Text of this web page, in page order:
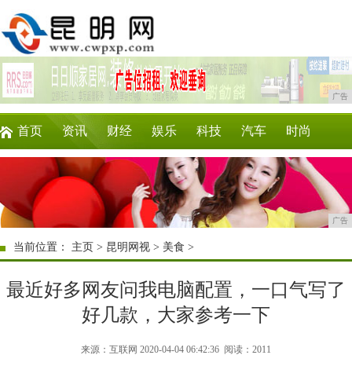
广告
首页 资讯 财经 娱乐 科技 汽车 时尚
游戏 美食 商讯 理财 微商
广告
当前位置： 主页 > 昆明网视 > 美食 >
最近好多网友问我电脑配置，一口气写了
好几款，大家参考一下
来源：互联网 2020-04-04 06:42:36 阅读：2011